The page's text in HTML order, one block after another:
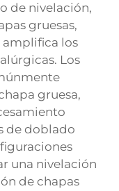
de nivelación,
gruesas,
amplifica los
Los
gruesa,
de doblado
una nivelación
de chapas